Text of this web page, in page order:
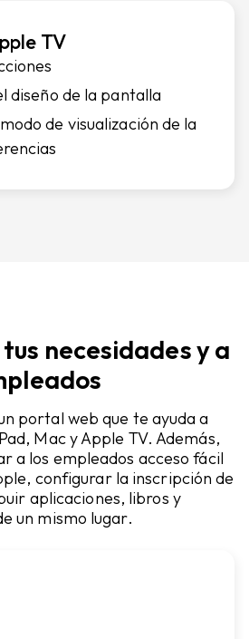
TV
diseño de la pantalla
de visualización de la
necesidades y a
portal web que te ayuda a
Mac y Apple TV. Además,
a los empleados acceso fácil
configurar la inscripción de
aplicaciones, libros y
un mismo lugar.